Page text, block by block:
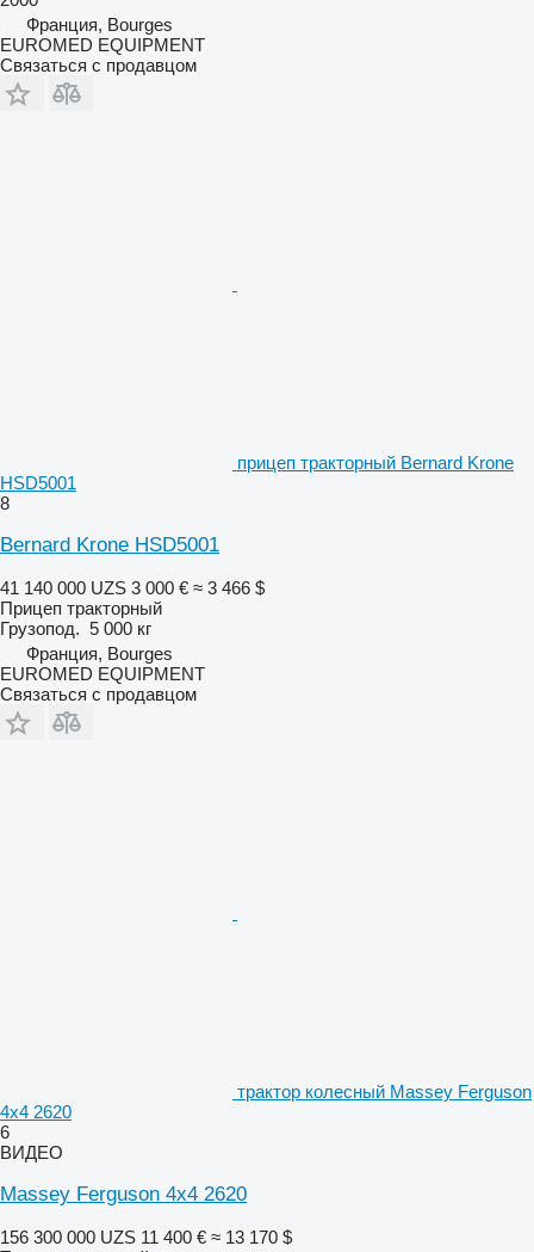
Франция, Bourges
EUROMED EQUIPMENT
Связаться с продавцом
прицеп тракторный Bernard Krone
HSD5001
8
Bernard Krone HSD5001
41 140 000 UZS 3 000 € ≈ 3 466 $
Прицеп тракторный
Грузопод. 5 000 кг
Франция, Bourges
EUROMED EQUIPMENT
Связаться с продавцом
трактор колесный Massey Ferguson
4x4 2620
6
ВИДЕО
Massey Ferguson 4x4 2620
156 300 000 UZS 11 400 € ≈ 13 170 $